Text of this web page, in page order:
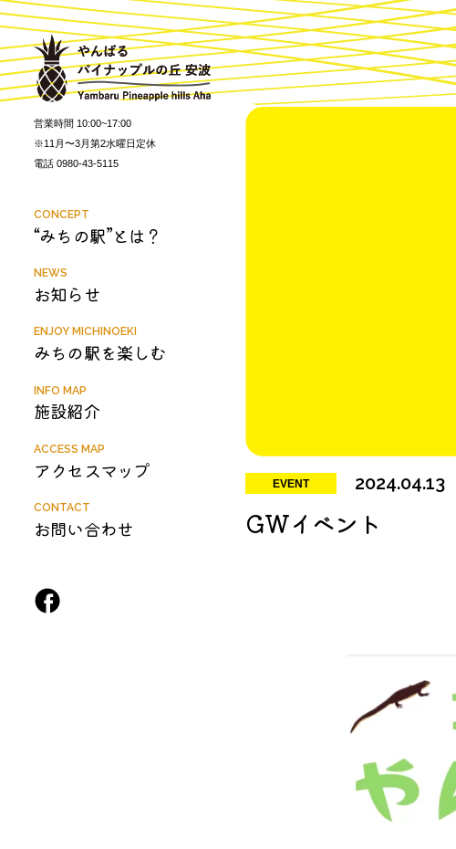
営業時間 10:00~17:00
※11月〜3月第2水曜日定休
電話 0980-43-5115
CONCEPT
“みちの駅”とは？
NEWS
お知らせ
ENJOY MICHINOEKI
みちの駅を楽しむ
INFO MAP
施設紹介
ACCESS MAP
アクセスマップ
CONTACT
お問い合わせ
EVENT 2024.04.13
GWイベント